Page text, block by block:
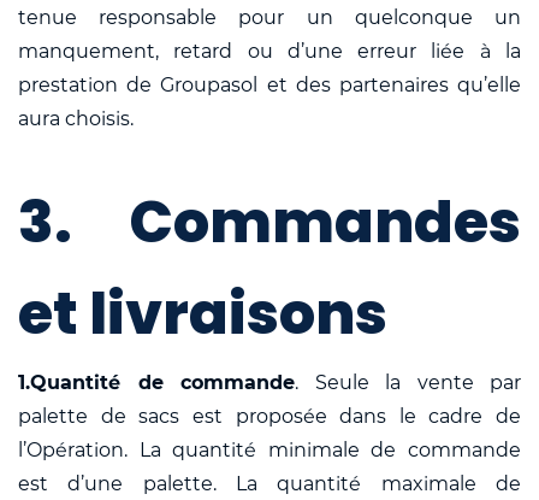
tenue responsable pour un quelconque un
manquement, retard ou d’une erreur liée à la
prestation de Groupasol et des partenaires qu’elle
aura choisis.
3. Commandes
et livraisons
1.Quantité de commande. Seule la vente par
palette de sacs est proposée dans le cadre de
l’Opération. La quantité minimale de commande
est d’une palette. La quantité maximale de